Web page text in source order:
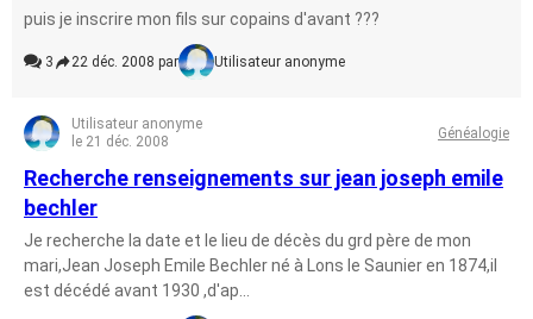
puis je inscrire mon fils sur copains d'avant ???
3 22 déc. 2008 par Utilisateur anonyme
Utilisateur anonyme
le 21 déc. 2008
Généalogie
Recherche renseignements sur jean joseph emile
bechler
Je recherche la date et le lieu de décès du grd père de mon
mari,Jean Joseph Emile Bechler né à Lons le Saunier en 1874,il
est décédé avant 1930 ,d'ap...